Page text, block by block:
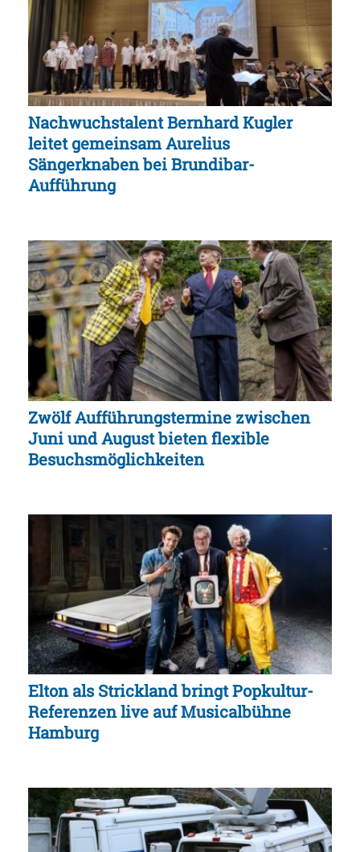
Nachwuchstalent Bernhard Kugler
leitet gemeinsam Aurelius
Sängerknaben bei Brundibar-
Aufführung
Zwölf Aufführungstermine zwischen
Juni und August bieten flexible
Besuchsmöglichkeiten
Elton als Strickland bringt Popkultur-
Referenzen live auf Musicalbühne
Hamburg